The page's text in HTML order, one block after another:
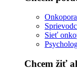
Sieť
Chcem žiť